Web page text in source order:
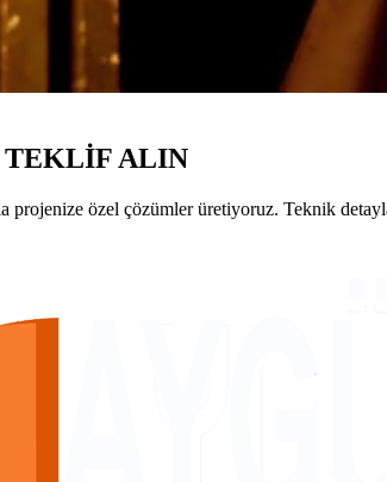
TEKLİF ALIN
projenize özel çözümler üretiyoruz. Teknik